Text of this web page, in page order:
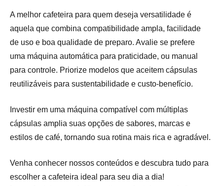
A melhor cafeteira para quem deseja versatilidade é
aquela que combina compatibilidade ampla, facilidade
de uso e boa qualidade de preparo. Avalie se prefere
uma máquina automática para praticidade, ou manual
para controle. Priorize modelos que aceitem cápsulas
reutilizáveis para sustentabilidade e custo-benefício.
Investir em uma máquina compatível com múltiplas
cápsulas amplia suas opções de sabores, marcas e
estilos de café, tornando sua rotina mais rica e agradável.
Venha conhecer nossos conteúdos e descubra tudo para
escolher a cafeteira ideal para seu dia a dia!